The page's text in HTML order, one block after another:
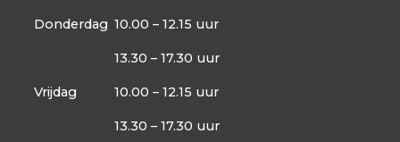
Donderdag 10.00 – 12.15 uur
13.30 – 17.30 uur
Vrijdag 10.00 – 12.15 uur
13.30 – 17.30 uur